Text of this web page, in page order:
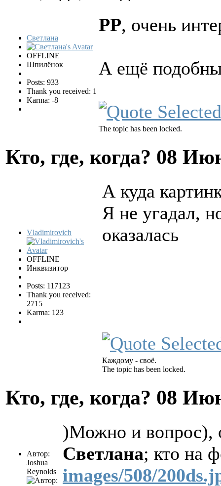
Светлана
OFFLINE
Шпилёнок
Posts: 933
Thank you received: 1
Karma: -8
PP, очень
А ещё
The topic has been locked.
Кто, где, когда? 08
Vladimirovich
OFFLINE
Инквизитор
Posts: 117123
Thank you received:
2715
Karma: 123
А куда
Я не угадал,
оказалась
Каждому - своё.
The topic has been locked.
Кто, где, когда? 08
Автор:
Joshua
Reynolds
)Можно и вопрос),
Светлана; кто на
images/508/